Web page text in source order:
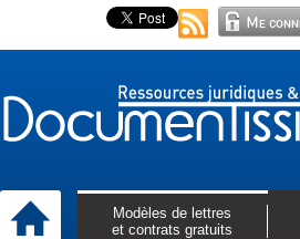
Modèles de lettres
et contrats gratuits